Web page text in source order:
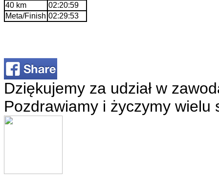
40 km
02:20:59
Meta/Finish 02:29:53
Dziękujemy za udział w
Pozdrawiamy i życzymy wielu